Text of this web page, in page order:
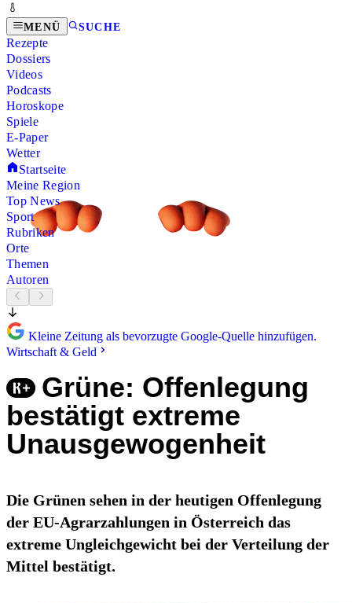
MENÜ SUCHE
Rezepte
Dossiers
Videos
Podcasts
Horoskope
Spiele
E-Paper
Wetter
Startseite
Meine Region
Top News
Sport
Rubriken
Orte
Themen
Autoren
Kleine Zeitung als bevorzugte Google-Quelle hinzufügen.
Wirtschaft & Geld
Grüne: Offenlegung
bestätigt extreme
Unausgewogenheit
Die Grünen sehen in der heutigen Offenlegung
der EU-Agrarzahlungen in Österreich das
extreme Ungleichgewicht bei der Verteilung der
Mittel bestätigt.